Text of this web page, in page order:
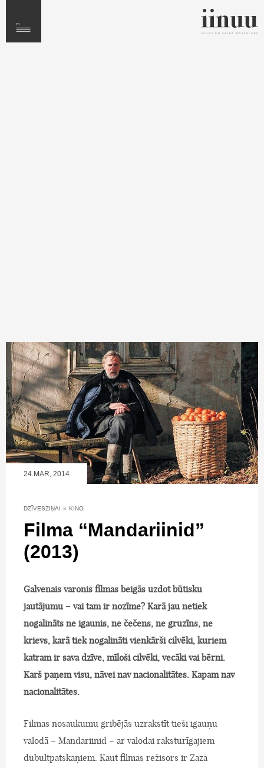
24.MAR, 2014
DZĪVESZIŅAI » KINO
Filma “Mandariinid”
(2013)
Galvenais varonis filmas beigās uzdot būtisku
jautājumu – vai tam ir nozīme? Karā jau netiek
nogalināts ne igaunis, ne čečens, ne gruzīns, ne
krievs, karā tiek nogalināti vienkārši cilvēki, kuriem
katram ir sava dzīve, mīloši cilvēki, vecāki vai bērni.
Karš paņem visu, nāvei nav nacionalitātes. Kapam nav
nacionalitātes.
Filmas nosaukumu gribējās uzrakstīt tieši igauņu
valodā – Mandariinid – ar valodai raksturīgajiem
dubultpatskaņiem. Kaut filmas režisors ir Zaza